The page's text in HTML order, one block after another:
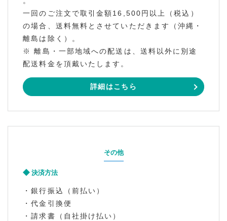
一回のご注文で取引金額16,500円以上（税込）
の場合、送料無料とさせていただきます（沖縄・
離島は除く）。
※ 離島・一部地域への配送は、送料以外に別途
配送料金を頂戴いたします。
詳細はこちら
その他
決済方法
・銀行振込（前払い）
・代金引換便
・請求書（自社掛け払い）